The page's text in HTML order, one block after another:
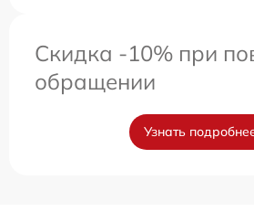
Скидка -10% при
обращении
Узнать